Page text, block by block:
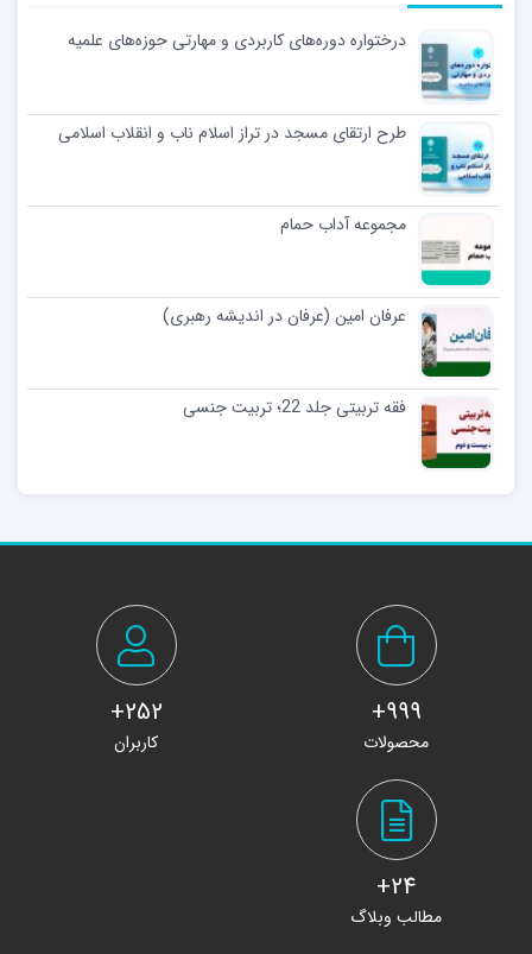
درختواره دوره‌های کاربردی و مهارتی حوزه‌های علمیه
طرح ارتقای مسجد در تراز اسلام ناب و انقلاب اسلامی
مجموعه آداب حمام
عرفان امین (عرفان در اندیشه رهبری)
فقه تربیتی جلد 22؛ تربیت جنسی
999+
محصولات
252+
کاربران
24+
مطالب وبلاگ